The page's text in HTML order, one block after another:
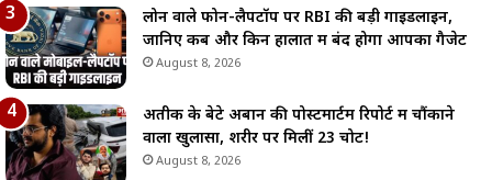
लोन वाले फोन-लैपटॉप पर RBI की बड़ी गाइडलाइन,
जानिए कब और किन हालात में बंद होगा आपका गैजेट
August 8, 2026
अतीक के बेटे अबान की पोस्टमार्टम रिपोर्ट में चौंकाने
वाला खुलासा, शरीर पर मिलीं 23 चोटें!
August 8, 2026